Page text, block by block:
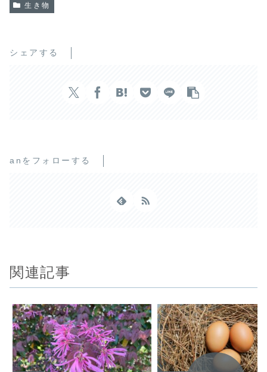
生き物
シェアする
anをフォローする
関連記事